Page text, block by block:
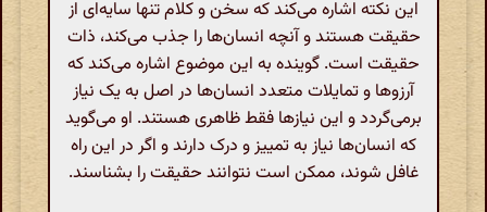
این نکته اشاره می‌کند که سخن و کلام تنها سایه‌ای از
حقیقت هستند و آنچه انسان‌ها را جذب می‌کند، ذات
حقیقت است. گوینده به این موضوع اشاره می‌کند که
آرزوها و تمایلات متعدد انسان‌ها در اصل به یک نیاز
برمی‌گردد و این نیازها فقط ظاهری هستند. او می‌گوید
که انسان‌ها نیاز به تمییز و درک دارند و اگر در این راه
غافل شوند، ممکن است نتوانند حقیقت را بشناسند.